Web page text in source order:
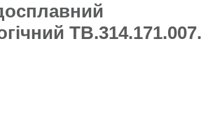
TB.314.171.007.